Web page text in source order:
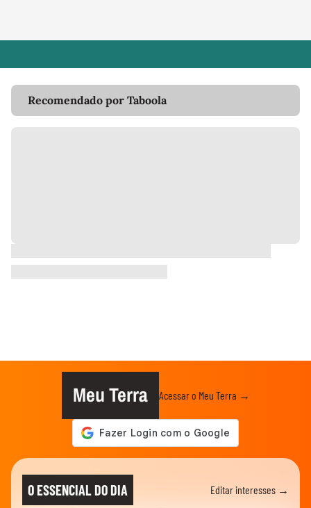
Recomendado por Taboola
Meu Terra Acessar o Meu Terra →
O ESSENCIAL DO DIA Editar interesses →